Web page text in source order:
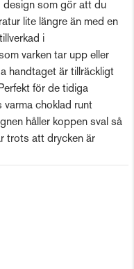
design som gör att du
lite längre än med en
i
varken tar upp eller
handtaget är tillräckligt
för de tidiga
varma choklad runt
håller koppen sval så
trots att drycken är